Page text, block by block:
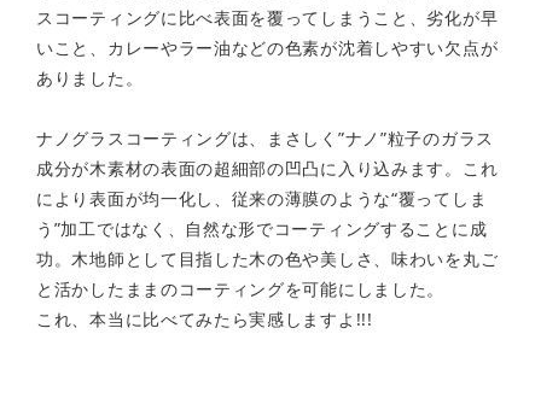
スコーティングに比べ表面を覆ってしまうこと、劣化が早
いこと、カレーやラー油などの色素が沈着しやすい欠点が
ありました。
ナノグラスコーティングは、まさしく”ナノ”粒子のガラス
成分が木素材の表面の超細部の凹凸に入り込みます。これ
により表面が均一化し、従来の薄膜のような“覆ってしま
う”加工ではなく、自然な形でコーティングすることに成
功。木地師として目指した木の色や美しさ、味わいを丸ご
と活かしたままのコーティングを可能にしました。
これ、本当に比べてみたら実感しますよ!!!